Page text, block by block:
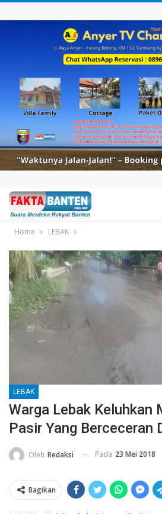
Home LEBAK
LEBAK
Warga Lebak Keluhkan
Pasir Yang Berceceran
Oleh Redaksi Pada 23 Mei 2018
Bagikan